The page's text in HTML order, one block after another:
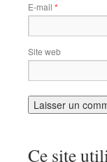
E-mail *
Site web
Ce site